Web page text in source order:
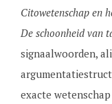
Citowetenschap en
De schoonheid van
signaalwoorden,
exacte